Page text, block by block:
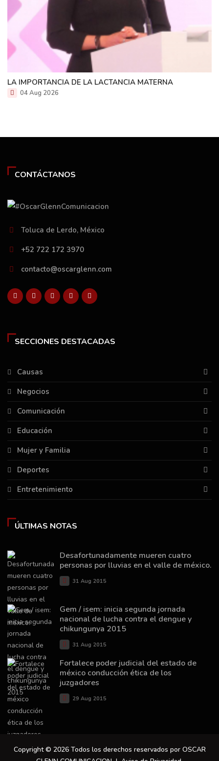
LA IMPORTANCIA DE LA LACTANCIA MATERNA
04 Aug 2026
CONTÁCTANOS
Toluca de Lerdo, México
+52 722 172 3970
contacto@oscarglenn.com
SECCIONES DESTACADAS
Causas
Negocios
Comunicación
Educación
Mujer y Familia
Deportes
Entretenimiento
ÚLTIMAS NOTAS
Desafortunadamente mueren cuatro
personas por lluvias en el valle de méxico.
31 Aug 2015
Gem / isem: inicia segunda jornada
nacional de lucha contra el dengue y
chikungunya 2015
31 Aug 2015
Fortalece poder judicial del estado de
méxico conducción ética de los
juzgadores
29 Aug 2015
Copyright © 2026 Todos los derechos reservados por OSCAR